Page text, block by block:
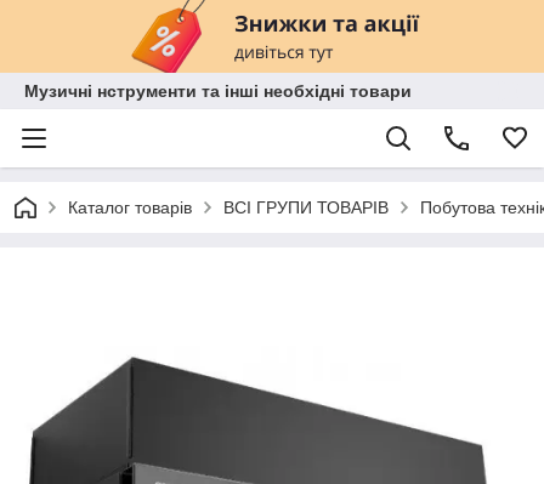
Музичні нструменти та інші необхідні товари
Каталог товарів ВСІ ГРУПИ ТОВАРІВ Побутова